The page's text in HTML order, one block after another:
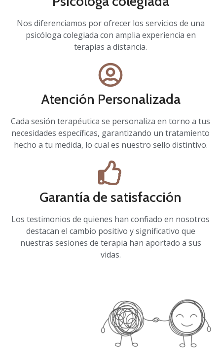
Nos diferenciamos por ofrecer los servicios de una
psicóloga colegiada con amplia experiencia en
terapias a distancia.
Atención Personalizada
Cada sesión terapéutica se personaliza en torno a tus
necesidades específicas, garantizando un tratamiento
hecho a tu medida, lo cual es nuestro sello distintivo.
Garantía de satisfacción
Los testimonios de quienes han confiado en nosotros
destacan el cambio positivo y significativo que
nuestras sesiones de terapia han aportado a sus
vidas.